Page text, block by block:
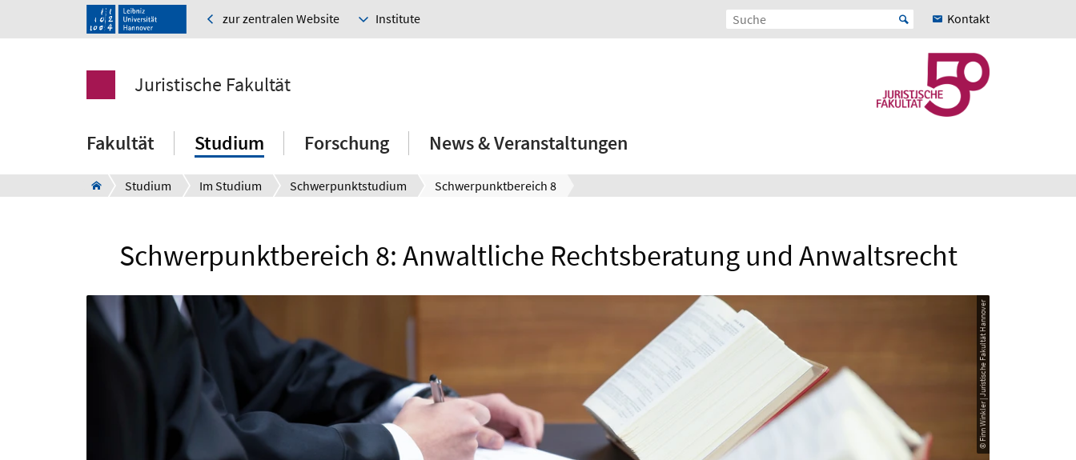
zur zentralen Website Institute Kontakt
Juristische Fakultät
Fakultät Studium Forschung News & Veranstaltungen
Studium Im Studium Schwerpunktstudium Schwerpunktbereich 8
Schwerpunktbereich 8: Anwaltliche Rechtsberatung und Anwaltsrecht
© Finn Winkler | Juristische Fakultät Hannover